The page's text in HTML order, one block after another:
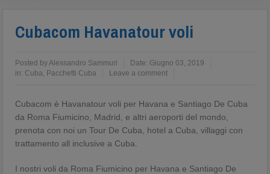
Cubacom Havanatour voli
Posted byAlessandro Sammuri Date: Giugno 03, 2019
in: Cuba, Pacchetti Cuba Leave a comment
Cubacom è Havanatour voli per Havana e Santiago De Cuba
da Roma Fiumicino, Madrid, e altri aeroporti del mondo,
prenota con noi un Tour De Cuba, hotel a Cuba, villaggi con
trattamento all inclusive a Cuba.
I nostri voli da Roma Fiumicino per Havana e Santiago De